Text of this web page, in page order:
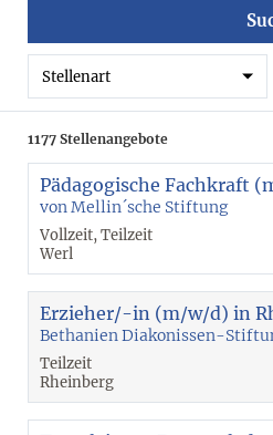
Stellenart
1177 Stellenangebote
von Mellin´sche Stiftung
Vollzeit, Teilzeit
Werl
Erzieher/-in (m/w/d) in
Bethanien Diakonissen-
Teilzeit
Rheinberg